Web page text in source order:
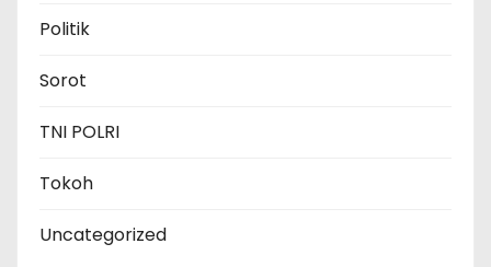
Politik
Sorot
TNI POLRI
Tokoh
Uncategorized